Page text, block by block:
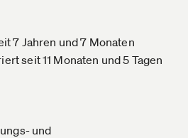
7 Jahren und 7 Monaten
seit 11 Monaten und 5 Tagen
und